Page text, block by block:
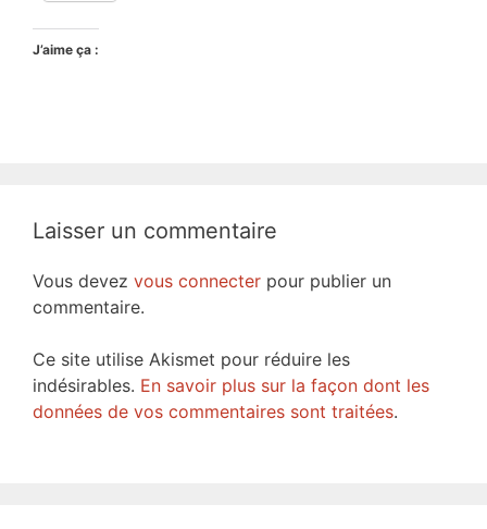
J’aime ça :
Laisser un commentaire
Vous devez vous connecter pour publier un
commentaire.
Ce site utilise Akismet pour réduire les
indésirables. En savoir plus sur la façon dont les
données de vos commentaires sont traitées.